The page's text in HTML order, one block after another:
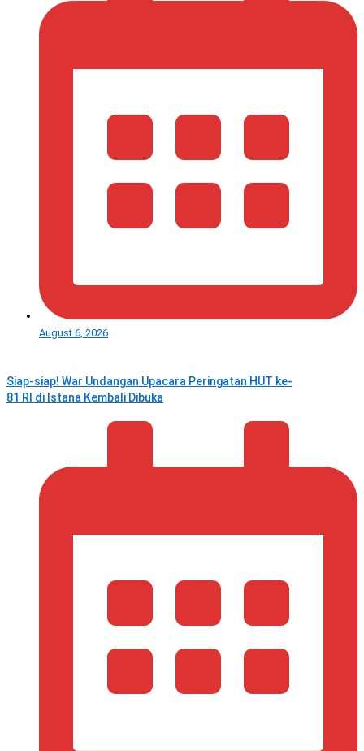
August 6, 2026
Siap-siap! War Undangan Upacara Peringatan HUT ke-
81 RI di Istana Kembali Dibuka